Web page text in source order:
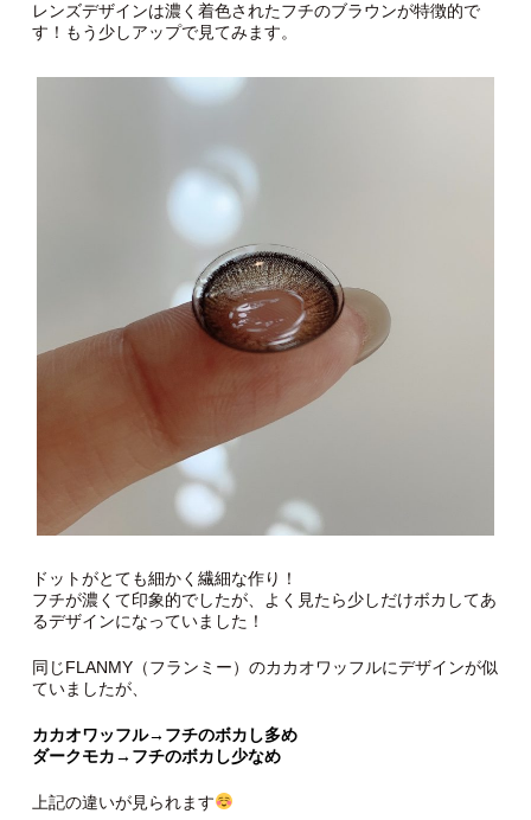
レンズデザインは濃く着色されたフチのブラウンが特徴的で
す！もう少しアップで見てみます。
ドットがとても細かく繊細な作り！
フチが濃くて印象的でしたが、よく見たら少しだけボカしてあ
るデザインになっていました！
同じFLANMY（フランミー）のカカオワッフルにデザインが似
ていましたが、
カカオワッフル→フチのボカし多め
ダークモカ→フチのボカし少なめ
上記の違いが見られます